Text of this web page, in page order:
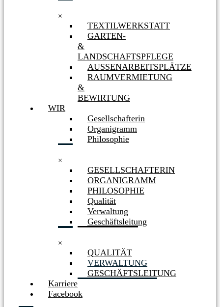
×
TEXTILWERKSTATT
GARTEN-
&
LANDSCHAFTSPFLEGE
AUSSENARBEITSPLÄTZE
RAUMVERMIETUNG
&
BEWIRTUNG
WIR
Gesellschafterin
Organigramm
Philosophie
×
GESELLSCHAFTERIN
ORGANIGRAMM
PHILOSOPHIE
Qualität
Verwaltung
Geschäftsleitung
×
QUALITÄT
VERWALTUNG
GESCHÄFTSLEITUNG
Karriere
Facebook